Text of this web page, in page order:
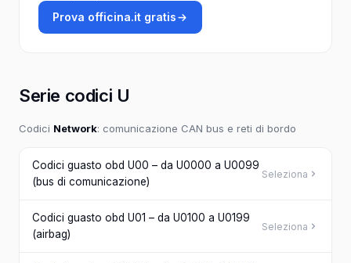
Prova officina.it gratis
Serie codici U
Codici Network: comunicazione CAN bus e reti di bordo
Codici guasto obd U00 – da U0000 a U0099
(bus di comunicazione)
Seleziona
Codici guasto obd U01 – da U0100 a U0199
(airbag)
Seleziona